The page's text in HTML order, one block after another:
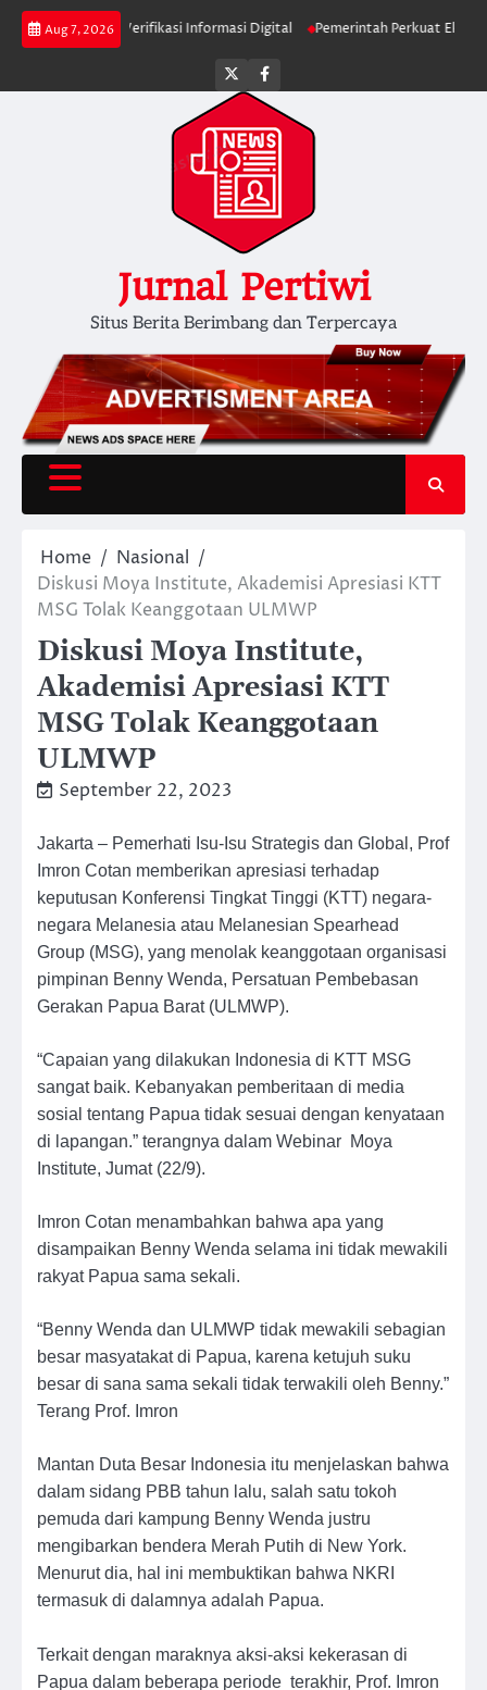
Skip
Aug 7, 2026
Diminta Verifikasi Informasi Digital Pemerintah Perkuat Ekosistem
Twitterfacebook
Jurnal Pertiwi
Situs Berita Berimbang dan Terpercaya
Home
Nasional
Diskusi Moya Institute, Akademisi Apresiasi KTT
MSG Tolak Keanggotaan ULMWP
Diskusi Moya Institute,
Akademisi Apresiasi KTT
MSG Tolak Keanggotaan
ULMWP
September 22, 2023
Jakarta – Pemerhati Isu-Isu Strategis dan Global, Prof
Imron Cotan memberikan apresiasi terhadap
keputusan Konferensi Tingkat Tinggi (KTT) negara-
negara Melanesia atau Melanesian Spearhead
Group (MSG), yang menolak keanggotaan organisasi
pimpinan Benny Wenda, Persatuan Pembebasan
Gerakan Papua Barat (ULMWP).
“Capaian yang dilakukan Indonesia di KTT MSG
sangat baik. Kebanyakan pemberitaan di media
sosial tentang Papua tidak sesuai dengan kenyataan
di lapangan.” terangnya dalam Webinar Moya
Institute, Jumat (22/9).
Imron Cotan menambahkan bahwa apa yang
disampaikan Benny Wenda selama ini tidak mewakili
rakyat Papua sama sekali.
“Benny Wenda dan ULMWP tidak mewakili sebagian
besar masyatakat di Papua, karena ketujuh suku
besar di sana sama sekali tidak terwakili oleh Benny.”
Terang Prof. Imron
Mantan Duta Besar Indonesia itu menjelaskan bahwa
dalam sidang PBB tahun lalu, salah satu tokoh
pemuda dari kampung Benny Wenda justru
mengibarkan bendera Merah Putih di New York.
Menurut dia, hal ini membuktikan bahwa NKRI
termasuk di dalamnya adalah Papua.
Terkait dengan maraknya aksi-aksi kekerasan di
Papua dalam beberapa periode terakhir, Prof. Imron